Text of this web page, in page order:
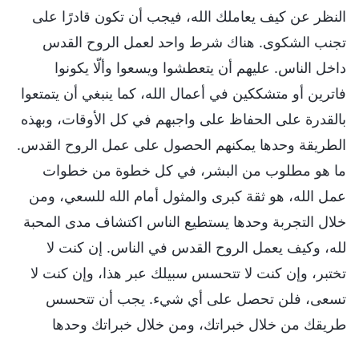
النظر عن كيف يعاملك الله، فيجب أن تكون قادرًا على
تجنب الشكوى. هناك شرط واحد لعمل الروح القدس
داخل الناس. عليهم أن يتعطشوا ويسعوا وألّا يكونوا
فاترين أو متشككين في أعمال الله، كما ينبغي أن يتمتعوا
بالقدرة على الحفاظ على واجبهم في كل الأوقات، وبهذه
الطريقة وحدها يمكنهم الحصول على عمل الروح القدس.
ما هو مطلوب من البشر، في كل خطوة من خطوات
عمل الله، هو ثقة كبرى والمثول أمام الله للسعي، ومن
خلال التجربة وحدها يستطيع الناس اكتشاف مدى المحبة
لله، وكيف يعمل الروح القدس في الناس. إن كنت لا
تختبر، وإن كنت لا تتحسس سبيلك عبر هذا، وإن كنت لا
تسعى، فلن تحصل على أي شيء. يجب أن تتحسس
طريقك من خلال خبراتك، ومن خلال خبراتك وحدها